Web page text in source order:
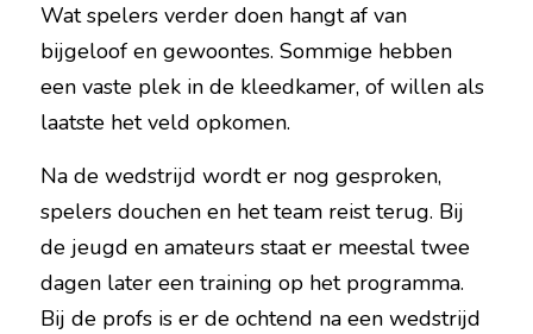
Wat spelers verder doen hangt af van
bijgeloof en gewoontes. Sommige hebben
een vaste plek in de kleedkamer, of willen als
laatste het veld opkomen.
Na de wedstrijd wordt er nog gesproken,
spelers douchen en het team reist terug. Bij
de jeugd en amateurs staat er meestal twee
dagen later een training op het programma.
Bij de profs is er de ochtend na een wedstrijd